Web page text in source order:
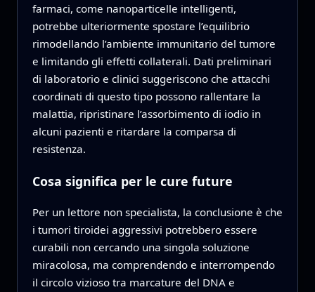
farmaci, come nanoparticelle intelligenti,
potrebbe ulteriormente spostare l’equilibrio
rimodellando l’ambiente immunitario del tumore
e limitando gli effetti collaterali. Dati preliminari
di laboratorio e clinici suggeriscono che attacchi
coordinati di questo tipo possono rallentare la
malattia, ripristinare l’assorbimento di iodio in
alcuni pazienti e ritardare la comparsa di
resistenza.
Cosa significa per le cure future
Per un lettore non specialista, la conclusione è che
i tumori tiroidei aggressivi potrebbero essere
curabili non cercando una singola soluzione
miracolosa, ma comprendendo e interrompendo
il circolo vizioso tra marcature del DNA e